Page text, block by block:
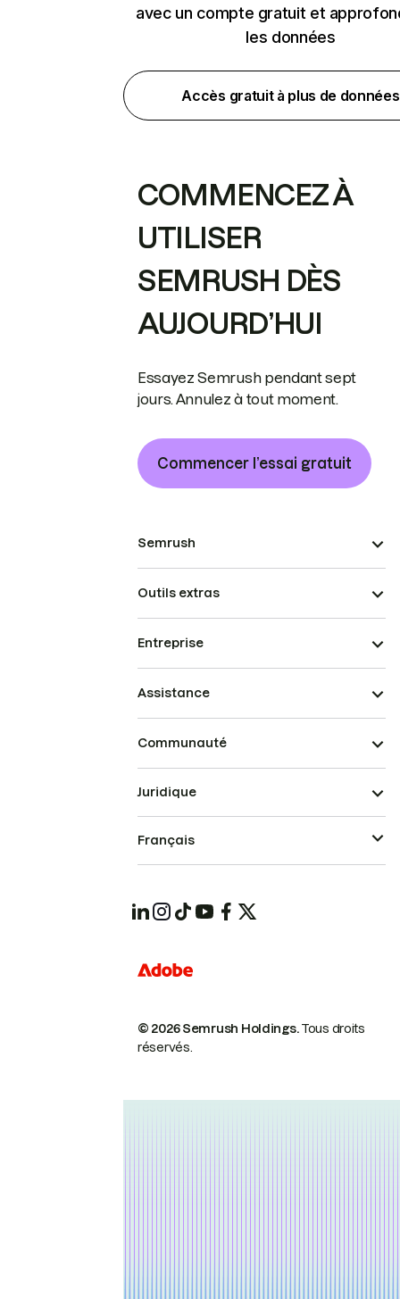
avec un compte gratuit et
les données
Accès gratuit à plus de données
COMMENCEZ À
UTILISER
SEMRUSH DÈS
AUJOURD’HUI
Essayez Semrush pendant sept
jours. Annulez à tout moment.
Commencer l’essai gratuit
Semrush
Outils extras
Entreprise
Assistance
Communauté
© 2026 Semrush Holdings.Tous droits
réservés.
Juridique
Français